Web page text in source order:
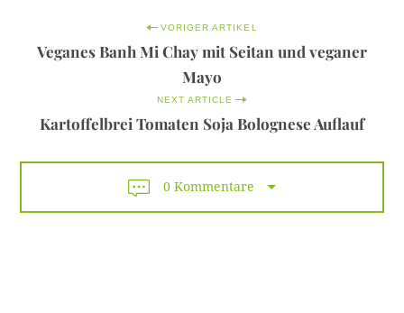
VORIGER ARTIKEL
Veganes Banh Mi Chay mit Seitan und veganer
Mayo
NEXT ARTICLE
Kartoffelbrei Tomaten Soja Bolognese Auflauf
0 Kommentare